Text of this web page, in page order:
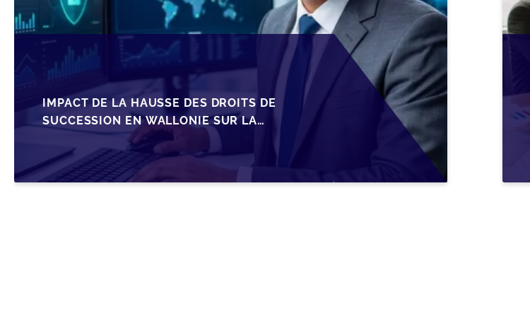
IMPACT DE LA HAUSSE DES DROITS DE
SUCCESSION EN WALLONIE SUR LA
TRANSMISSION FAMILIALE DES PME